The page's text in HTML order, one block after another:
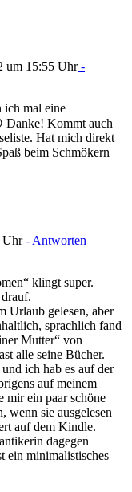
um 15:55 Uhr-
ich mal eine
Danke! Kommt auch
Hat mich direkt
beim Schmökern
Uhr- Antworten
klingt super.
Urlaub gelesen, aber
sprachlich fand
Mutter“ von
alle seine Bücher.
ich hab es auf der
auf meinem
ein paar schöne
wenn sie ausgelesen
auf dem Kindle.
dagegen
ein minimalistisches